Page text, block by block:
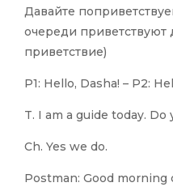
Давайте
очереди приветствуют
приветствие)
P1: Hello, Dasha! – P2:
T. I am a guide today.
Ch. Yes we do.
Postman: Good morning